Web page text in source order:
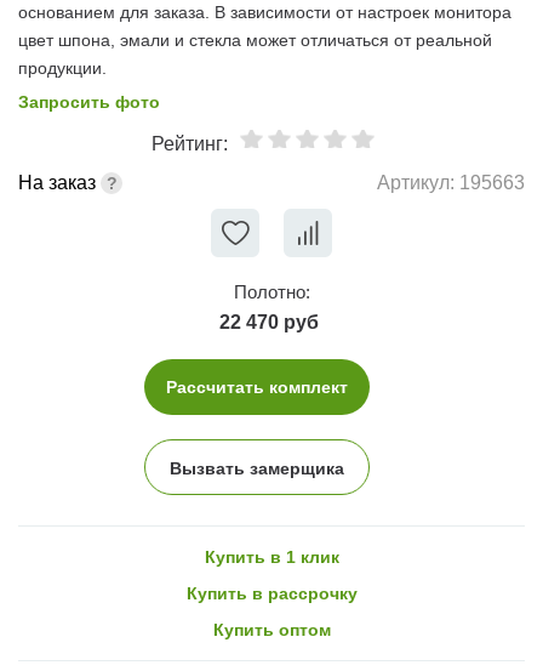
основанием для заказа. В зависимости от настроек монитора
цвет шпона, эмали и стекла может отличаться от реальной
продукции.
Запросить фото
Рейтинг:
На заказ
Артикул: 195663
Полотно:
22 470 руб
Рассчитать комплект
Вызвать замерщика
Купить в 1 клик
Купить в рассрочку
Купить оптом